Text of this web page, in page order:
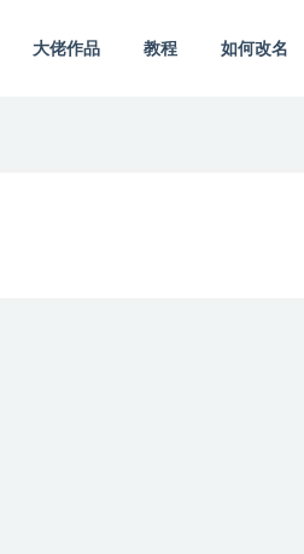
大佬作品 教程 如何改名